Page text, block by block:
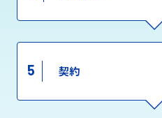
5 契約